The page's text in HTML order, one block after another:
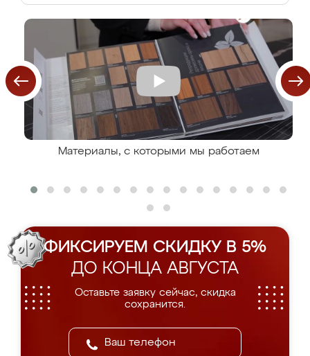
Материалы, с которыми мы работаем
ФИКСИРУЕМ СКИДКУ В 5%
ДО КОНЦА АВГУСТА
Оставьте заявку сейчас, скидка
сохранится.